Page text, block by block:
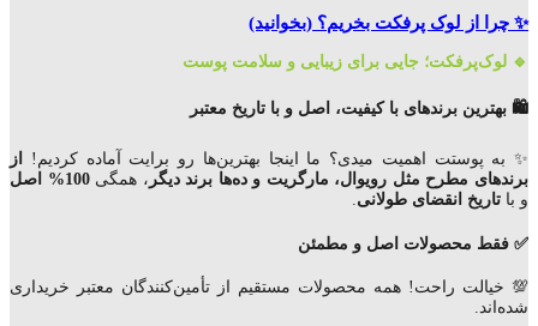
✨ چرا از لوک پرفکت بخریم؟ (بخوانید)
🔹 لوک‌پرفکت؛ جایی برای زیبایی و سلامت پوست
🛍️ بهترین برندهای با کیفیت، اصل و با تاریخ معتبر
✨ به پوستت اهمیت میدی؟ ما اینجا بهترین‌ها رو برایت آماده کردیم!
از
برندهای مطرح مثل رویوال، مارگریت و ده‌ها برند دیگر ، همگی100% اصل
و با تاریخ انقضای طولانی
✅ فقط محصولات اصل و مطمئن
💯 خیالت راحت! همه محصولات مستقیم از تأمین‌کنندگان معتبر خریداری
شده‌اند.